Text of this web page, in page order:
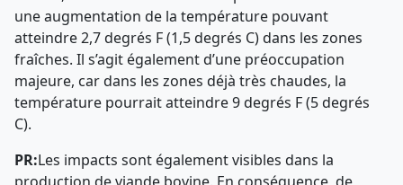
une augmentation de la température pouvant
atteindre 2,7 degrés F (1,5 degrés C) dans les zones
fraîches. Il s’agit également d’une préoccupation
majeure, car dans les zones déjà très chaudes, la
température pourrait atteindre 9 degrés F (5 degrés
C).
PR:Les impacts sont également visibles dans la